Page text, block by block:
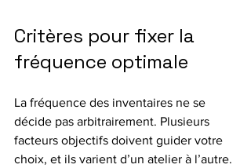
Critères pour fixer la
fréquence optimale
La fréquence des inventaires ne se
décide pas arbitrairement. Plusieurs
facteurs objectifs doivent guider votre
choix, et ils varient d’un atelier à l’autre.